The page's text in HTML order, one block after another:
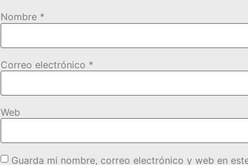
Nombre *
Correo electrónico *
Web
Guarda mi nombre, correo electrónico y web en